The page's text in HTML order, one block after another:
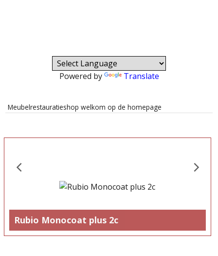
Powered by Translate
Meubelrestauratieshop welkom op de homepage
Rubio Monocoat plus 2c